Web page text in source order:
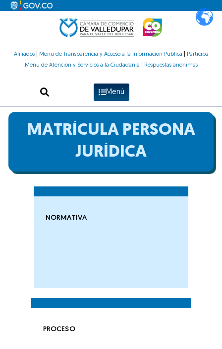
Afiliados| Menú de Transparencia y Acceso a la Información Pública
Participa
Menú de Atención y Servicios a la Ciudadanía
Respuestas anónimas
Menú
MATRÍCULA PERSONA
JURÍDICA
NORMATIVA
PROCESO